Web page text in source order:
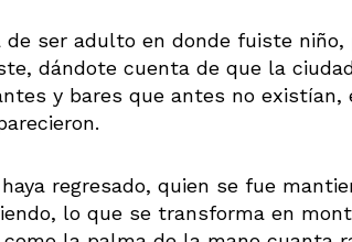
de ser adulto en donde fuiste niño,
dándote cuenta de que la
y bares que antes no
regresado, quien se fue
lo que se transforma en